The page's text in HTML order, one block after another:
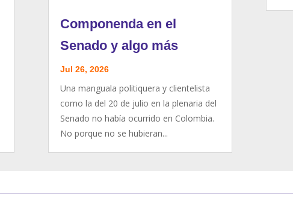
Componenda en el
Senado y algo más
Jul 26, 2026
Una manguala politiquera y clientelista
como la del 20 de julio en la plenaria del
Senado no había ocurrido en Colombia.
No porque no se hubieran...